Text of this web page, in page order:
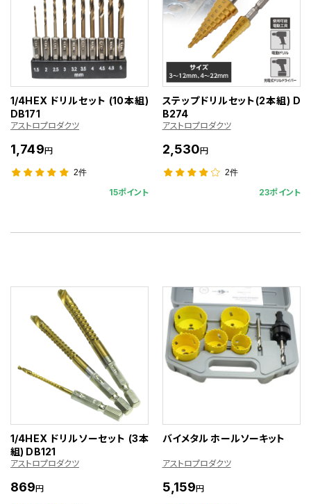
1/4HEX ドリルセット (10本組)
DB171
アストロプロダクツ
1,749円
2件
15ポイント
ステップドリルセット(2本組) D
B274
アストロプロダクツ
2,530円
2件
23ポイント
1/4HEX ドリルソーセット (3本
組) DB121
アストロプロダクツ
869円
バイメタル ホールソーキット
アストロプロダクツ
5,159円